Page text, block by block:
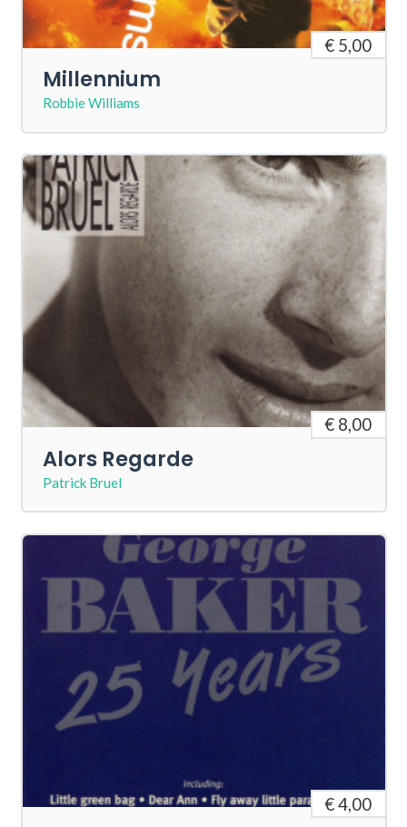
€ 5,00
Millennium
Robbie Williams
€ 8,00
Alors Regarde
Patrick Bruel
€ 4,00